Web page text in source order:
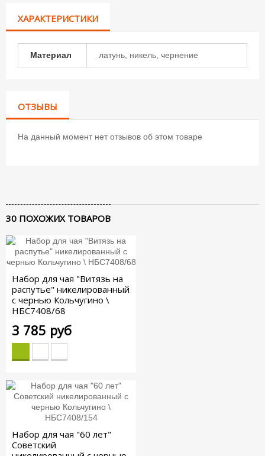
ХАРАКТЕРИСТИКИ
Материал латунь, никель, чернение
ОТЗЫВЫ
На данный момент нет отзывов об этом товаре
30 ПОХОЖИХ ТОВАРОВ
Набор для чая "Витязь на
распутье" никелированный
с чернью Кольчугино \
НБС7408/68
3 785 руб
Набор для чая "60 лет"
Советский